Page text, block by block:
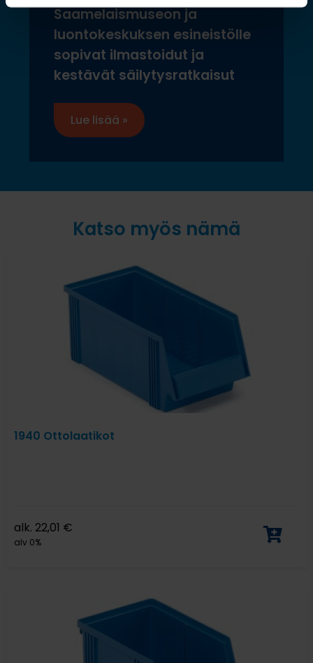
Saamelaismuseon ja
luontokeskuksen esineistölle
sopivat ilmastoidut ja
kestävät säilytysratkaisut
Lue lisää »
Katso myös nämä
1940 Ottolaatikot
alk. 22,01 €
alv 0%